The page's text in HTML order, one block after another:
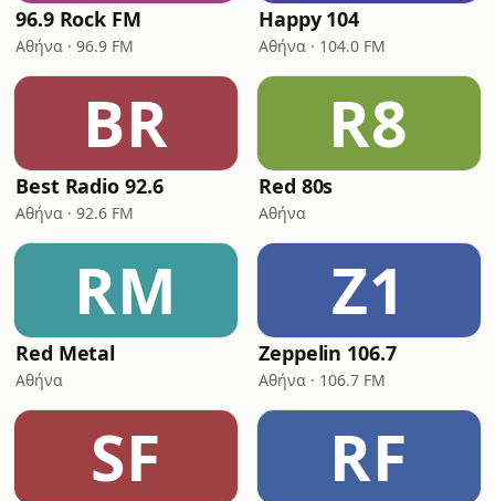
96.9 Rock FM
Αθήνα · 96.9 FM
Happy 104
Αθήνα · 104.0 FM
BR
Best Radio 92.6
Αθήνα · 92.6 FM
R8
Red 80s
Αθήνα
RM
Red Metal
Αθήνα
Z1
Zeppelin 106.7
Αθήνα · 106.7 FM
SF RF